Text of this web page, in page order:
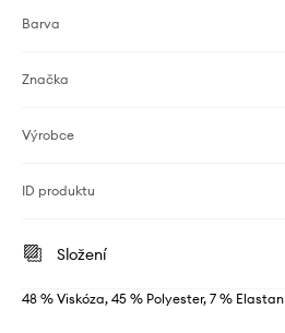
Barva
Značka
Výrobce
ID produktu
Složení
48 % Viskóza, 45 % Polyester, 7 % Elastan